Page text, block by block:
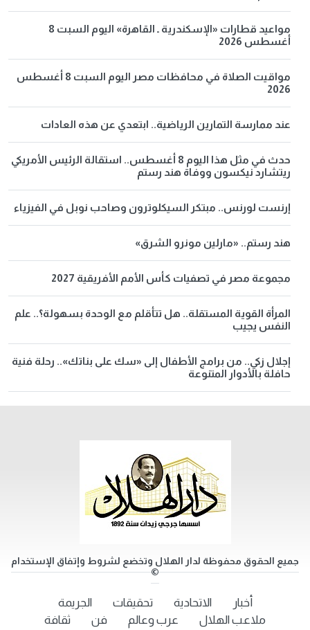
مواعيد قطارات «الإسكندرية ـ القاهرة» اليوم السبت 8
أغسطس 2026
مواقيت الصلاة في محافظات مصر اليوم السبت 8 أغسطس
2026
عند ممارسة التمارين الرياضية.. ابتعدي عن هذه العادات
حدث في مثل هذا اليوم 8 أغسطس.. استقالة الرئيس الأمريكي
ريتشارد نيكسون ووفاة هند رستم
إرنست لورنس.. مبتكر السيكلوترون وصاحب نوبل في الفيزياء
هند رستم.. «مارلين مونرو الشرق»
مجموعة مصر في تصفيات كأس الأمم الأفريقية 2027
المرأة القوية المستقلة.. هل تتأقلم مع الوحدة بسهولة؟.. علم
النفس يجيب
إجلال زكي.. من برامج الأطفال إلى «سك على بناتك».. رحلة فنية
حافلة بالأدوار المتنوعة
جميع الحقوق محفوظة لدار الهلال وتخضع لشروط وإتفاق الإستخدام
©
أخبار الاتحادية تحقيقات
الجريمة
ملاعب الهلال
عرب وعالم فن ثقافة